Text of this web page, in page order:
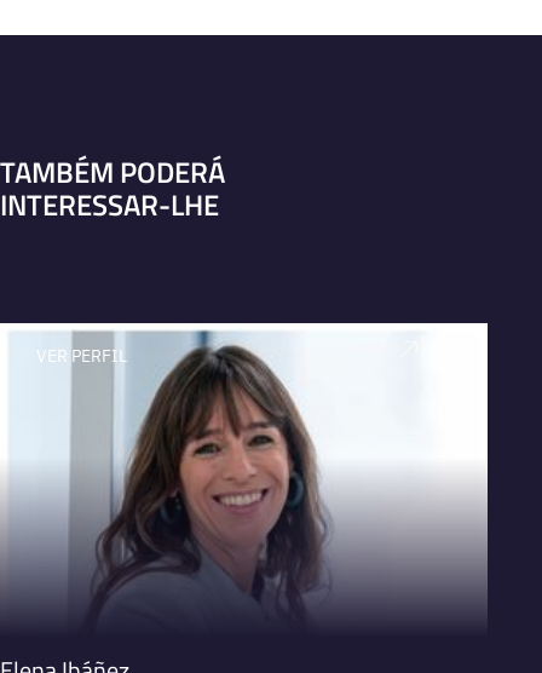
TAMBÉM PODERÁ
INTERESSAR-LHE
VER PERFIL